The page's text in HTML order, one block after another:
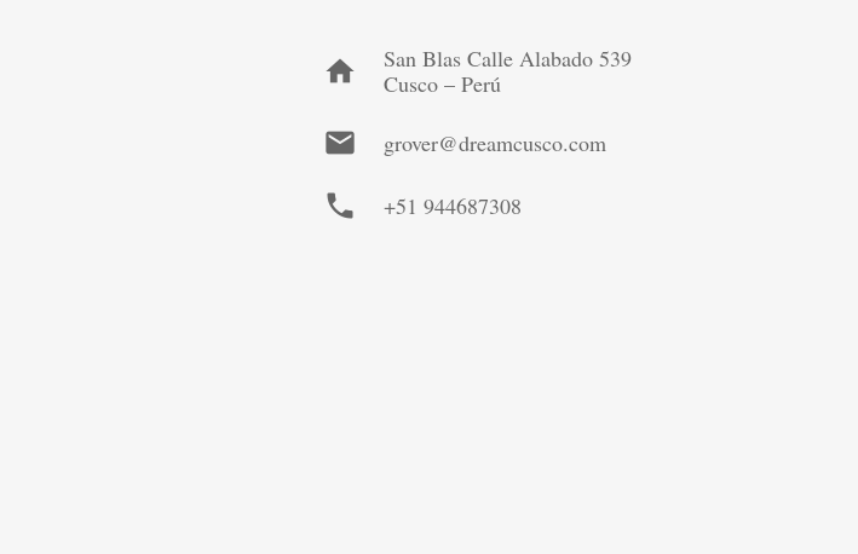
home
San Blas Calle Alabado 539
Cusco – Perú
mail grover@dreamcusco.com
phone +51 944687308